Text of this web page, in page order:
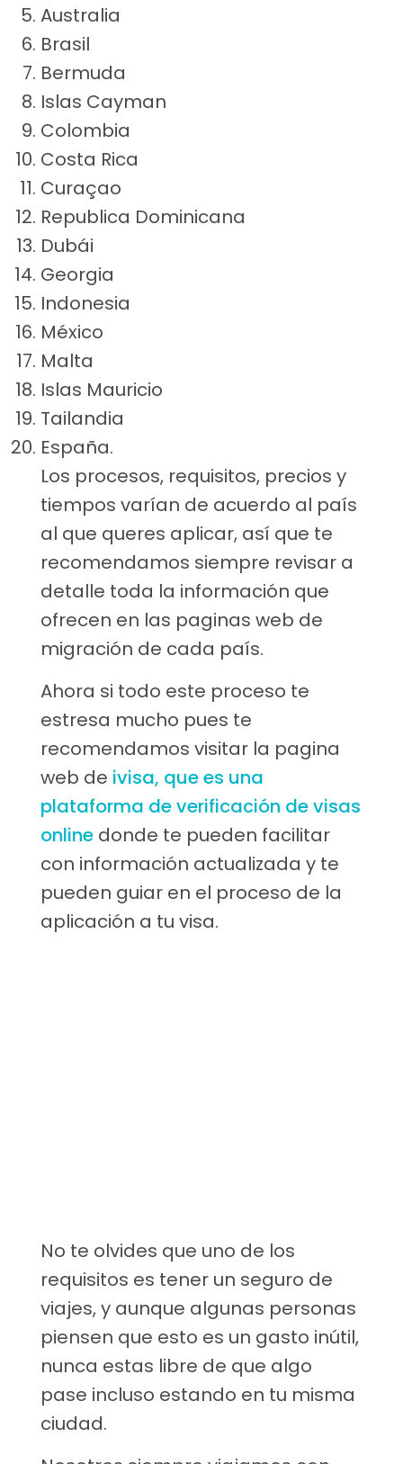
Australia
Brasil
Bermuda
Islas Cayman
Colombia
Costa Rica
Curaçao
Republica Dominicana
Dubái
Georgia
Indonesia
México
Malta
Islas Mauricio
Tailandia
España.
Los procesos, requisitos, precios y
tiempos varían de acuerdo al país
al que queres aplicar, así que te
recomendamos siempre revisar a
detalle toda la información que
ofrecen en las paginas web de
migración de cada país.
Ahora si todo este proceso te
estresa mucho pues te
recomendamos visitar la pagina
web de ivisa, que es una
plataforma de verificación de visas
online donde te pueden facilitar
con información actualizada y te
pueden guiar en el proceso de la
aplicación a tu visa.
No te olvides que uno de los
requisitos es tener un seguro de
viajes, y aunque algunas personas
piensen que esto es un gasto inútil,
nunca estas libre de que algo
pase incluso estando en tu misma
ciudad.